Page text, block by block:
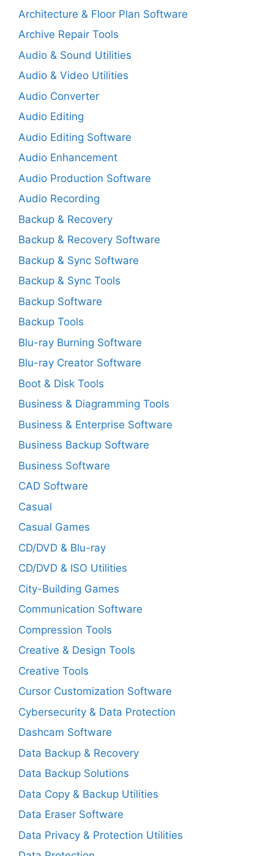
Architecture & Floor Plan Software
Archive Repair Tools
Audio & Sound Utilities
Audio & Video Utilities
Audio Converter
Audio Editing
Audio Editing Software
Audio Enhancement
Audio Production Software
Audio Recording
Backup & Recovery
Backup & Recovery Software
Backup & Sync Software
Backup & Sync Tools
Backup Software
Backup Tools
Blu-ray Burning Software
Blu-ray Creator Software
Boot & Disk Tools
Business & Diagramming Tools
Business & Enterprise Software
Business Backup Software
Business Software
CAD Software
Casual
Casual Games
CD/DVD & Blu-ray
CD/DVD & ISO Utilities
City-Building Games
Communication Software
Compression Tools
Creative & Design Tools
Creative Tools
Cursor Customization Software
Cybersecurity & Data Protection
Dashcam Software
Data Backup & Recovery
Data Backup Solutions
Data Copy & Backup Utilities
Data Eraser Software
Data Privacy & Protection Utilities